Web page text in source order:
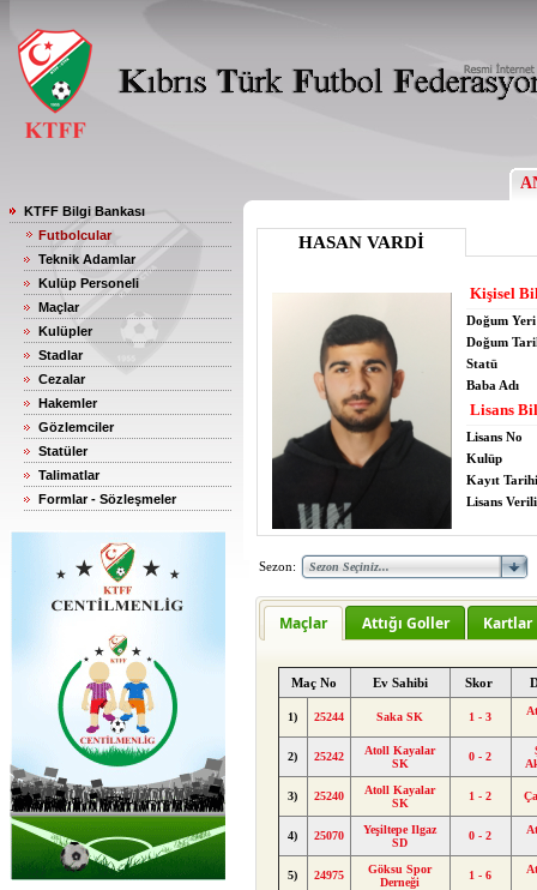
KTFF Bilgi Bankası
Futbolcular
Teknik Adamlar
Kulüp Personeli
Maçlar
Kulüpler
Stadlar
Cezalar
Hakemler
Gözlemciler
Statüler
Talimatlar
Formlar - Sözleşmeler
HASAN VARDİ
Kişisel
Doğum Yeri
Doğum
Statü
Baba Adı
Lisans
Lisans No
Kulüp
Kayıt Tarihi
Lisans
Sezon:
Maçlar Attığı Goller Kartlar
Maç No Ev Sahibi Skor
1) 25244 Saka SK 1 - 3
2) 25242
Atoll Kayalar
SK
0 - 2
3) 25240
Atoll Kayalar
SK
1 - 2
4) 25070
Yeşiltepe Ilgaz
SD
0 - 2
5) 24975
Göksu Spor
Derneği
1 - 6